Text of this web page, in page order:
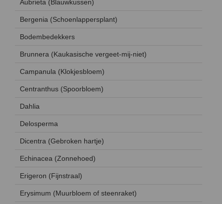
Aubrieta (Blauwkussen)
Bergenia (Schoenlappersplant)
Bodembedekkers
Brunnera (Kaukasische vergeet-mij-niet)
Campanula (Klokjesbloem)
Centranthus (Spoorbloem)
Dahlia
Delosperma
Dicentra (Gebroken hartje)
Echinacea (Zonnehoed)
Erigeron (Fijnstraal)
Erysimum (Muurbloem of steenraket)